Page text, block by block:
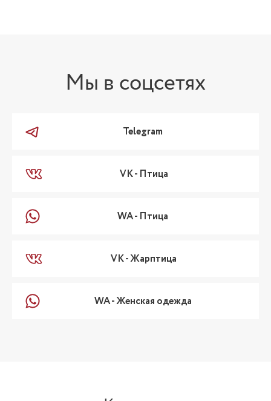
Мы в соцсетях
Telegram
VK - Птица
WA - Птица
VK - Жарптица
WA - Женская одежда